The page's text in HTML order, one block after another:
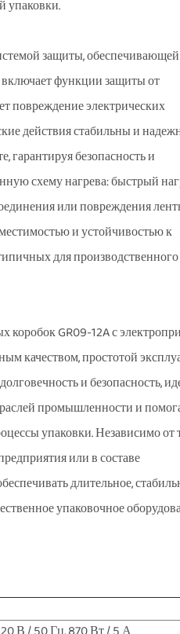
упаковки.
защиты, обеспечивающей
включает функции защиты от
повреждение электрических
действия стабильны и
гарантируя безопасность и
схему нагрева: быстрый
или повреждения
и устойчивостью к
для
коробок GR09-12A с
качеством, простотой
и безопасность,
промышленности и
упаковки. Независимо от
или в составе
длительное,
упаковочное